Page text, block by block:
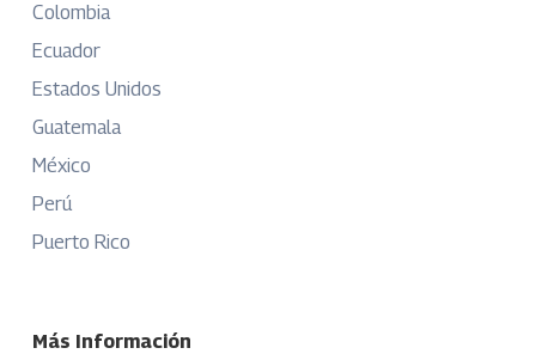
Colombia
Ecuador
Estados Unidos
Guatemala
México
Perú
Puerto Rico
Más Información